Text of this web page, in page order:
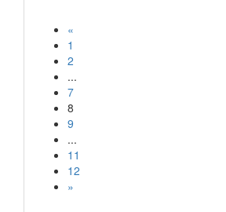
«
1
2
...
7
8
9
...
11
12
»